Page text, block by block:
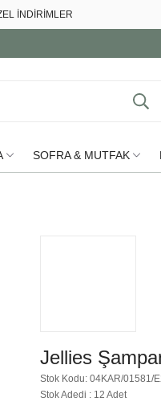
İNDİRİMLER
SOFRA & MUTFAK
Jellies
Stok Kodu: 04KAR/01581/
Stok Adedi : 12 Adet